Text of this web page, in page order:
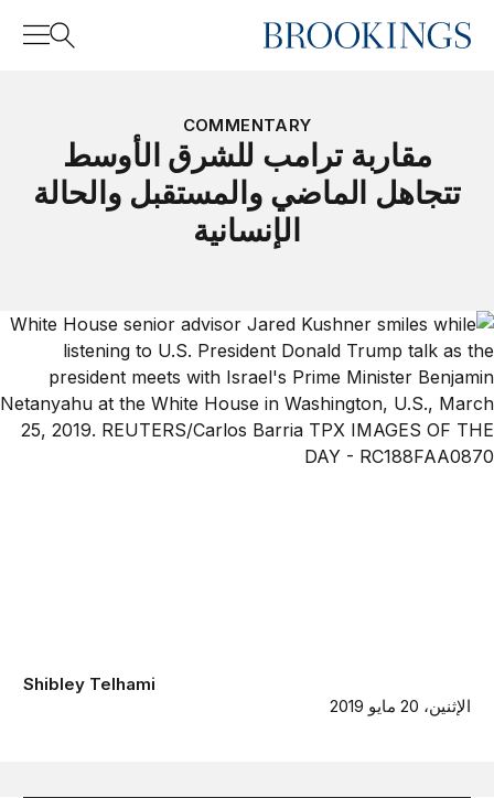
Home
Search
COMMENTARY
مقاربة ترامب للشرق الأوسط
تتجاهل الماضي والمستقبل والحالة
الإنسانية
Shibley Telhami
الإثنين، 20 مايو 2019